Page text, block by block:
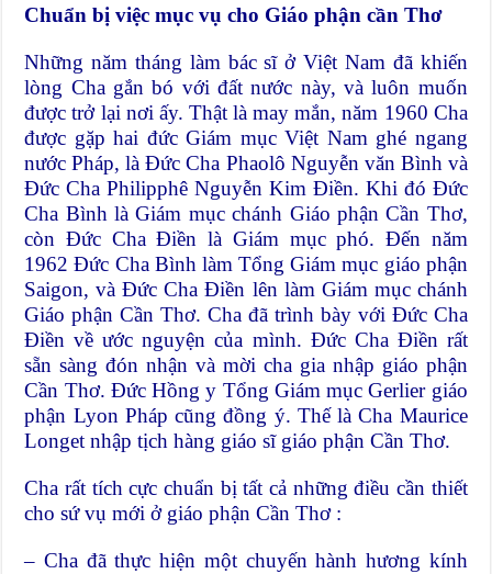
Chuẩn bị việc mục vụ cho Giáo phận cần Thơ
Những năm tháng làm bác sĩ ở Việt Nam đã khiến
lòng Cha gắn bó với đất nước này, và luôn muốn
được trở lại nơi ấy. Thật là may mắn, năm 1960 Cha
được gặp hai đức Giám mục Việt Nam ghé ngang
nước Pháp, là Đức Cha Phaolô Nguyễn văn Bình và
Đức Cha Philipphê Nguyễn Kim Điền. Khi đó Đức
Cha Bình là Giám mục chánh Giáo phận Cần Thơ,
còn Đức Cha Điền là Giám mục phó. Đến năm
1962 Đức Cha Bình làm Tổng Giám mục giáo phận
Saigon, và Đức Cha Điền lên làm Giám mục chánh
Giáo phận Cần Thơ. Cha đã trình bày với Đức Cha
Điền về ước nguyện của mình. Đức Cha Điền rất
sẵn sàng đón nhận và mời cha gia nhập giáo phận
Cần Thơ. Đức Hồng y Tổng Giám mục Gerlier giáo
phận Lyon Pháp cũng đồng ý. Thế là Cha Maurice
Longet nhập tịch hàng giáo sĩ giáo phận Cần Thơ.
Cha rất tích cực chuẩn bị tất cả những điều cần thiết
cho sứ vụ mới ở giáo phận Cần Thơ :
– Cha đã thực hiện một chuyến hành hương kính